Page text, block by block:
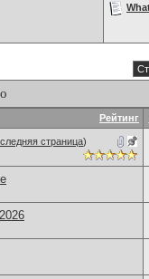
Рейтинг
страница)